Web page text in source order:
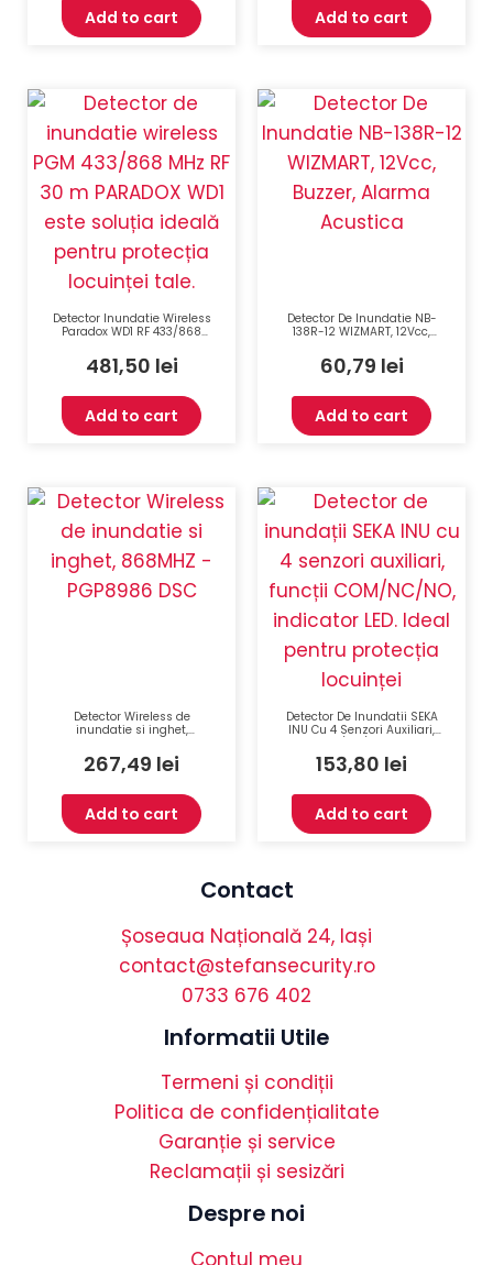
Add to cart Add to cart
Detector Inundatie Wireless
Paradox WD1 RF 433/868
Bidirectionala IP67
481,50 lei
Add to cart
Detector De Inundatie NB-
138R-12 WIZMART, 12Vcc,
60,79 lei
Add to cart
Detector Wireless de
inundatie si inghet,
868MHZ – PGP8986 DSC
267,49 lei
Add to cart
Detector De Inundatii SEKA
INU Cu 4 Senzori Auxiliari,
COM/NC/NO, LED
153,80 lei
Add to cart
Contact
Șoseaua Națională 24, Iași
contact@stefansecurity.ro
0733 676 402
Informatii Utile
Termeni și condiții
Politica de confidențialitate
Garanție și service
Reclamații și sesizări
Despre noi